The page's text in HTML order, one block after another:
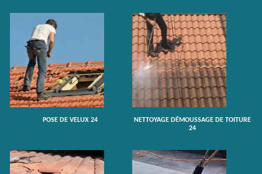
POSE DE VELUX 24
NETTOYAGE DÉMOUSSAGE DE TOITURE
24